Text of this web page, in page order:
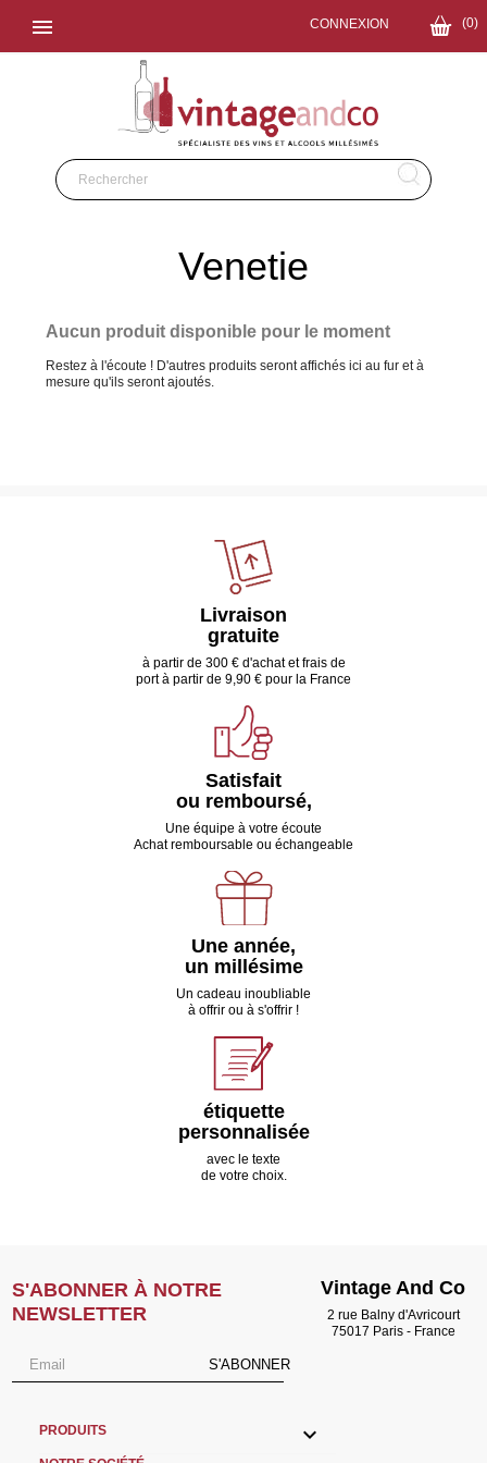
 (0)
CONNEXION
Venetie
Aucun produit disponible pour le moment
Restez à l'écoute ! D'autres produits seront affichés ici au fur et à
mesure qu'ils seront ajoutés.
Livraison
gratuite
à partir de 300 € d'achat et frais de
port à partir de 9,90 € pour la France
Satisfait
ou remboursé,
Une équipe à votre écoute
Achat remboursable ou échangeable
Une année,
un millésime
Un cadeau inoubliable
à offrir ou à s'offrir !
étiquette
personnalisée
avec le texte
de votre choix.
S'ABONNER À NOTRE
NEWSLETTER
S'ABONNER
PRODUITS 
Vintage And Co
2 rue Balny d'Avricourt
75017 Paris - France